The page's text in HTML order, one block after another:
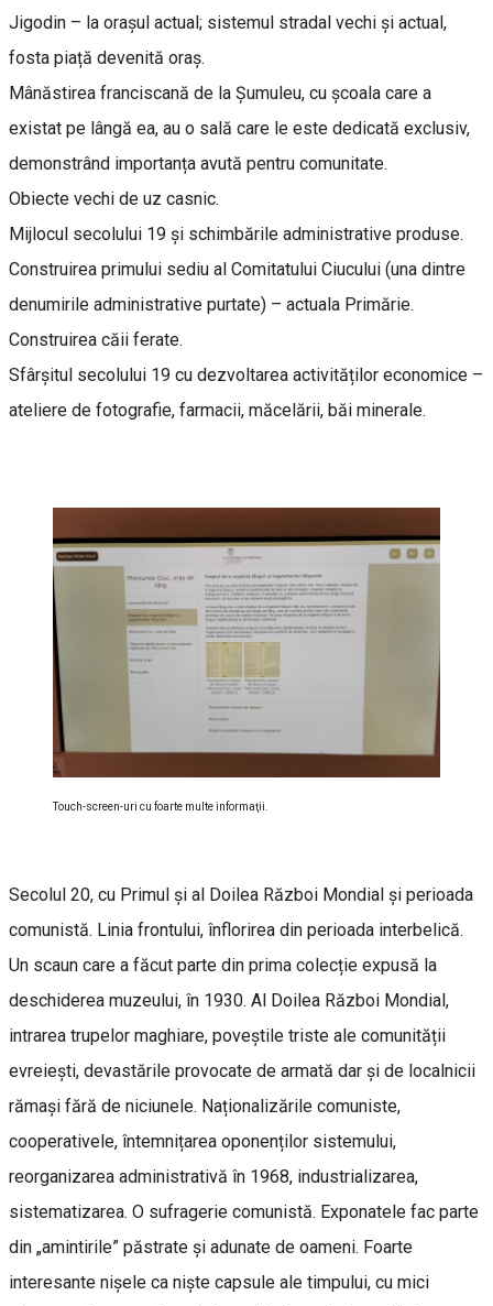
Jigodin – la orașul actual; sistemul stradal vechi și actual,
fosta piață devenită oraș.
Mânăstirea franciscană de la Șumuleu, cu școala care a
existat pe lângă ea, au o sală care le este dedicată exclusiv,
demonstrând importanța avută pentru comunitate.
Obiecte vechi de uz casnic.
Mijlocul secolului 19 și schimbările administrative produse.
Construirea primului sediu al Comitatului Ciucului (una dintre
denumirile administrative purtate) – actuala Primărie.
Construirea căii ferate.
Sfârșitul secolului 19 cu dezvoltarea activităților economice –
ateliere de fotografie, farmacii, măcelării, băi minerale.
Touch-screen-uri cu foarte multe informaţii.
Secolul 20, cu Primul și al Doilea Război Mondial și perioada
comunistă. Linia frontului, înflorirea din perioada interbelică.
Un scaun care a făcut parte din prima colecție expusă la
deschiderea muzeului, în 1930. Al Doilea Război Mondial,
intrarea trupelor maghiare, poveștile triste ale comunității
evreiești, devastările provocate de armată dar și de localnicii
rămași fără de niciunele. Naționalizările comuniste,
cooperativele, întemnițarea oponenților sistemului,
reorganizarea administrativă în 1968, industrializarea,
sistematizarea. O sufragerie comunistă. Exponatele fac parte
din „amintirile” păstrate și adunate de oameni. Foarte
interesante nişele ca nişte capsule ale timpului, cu mici